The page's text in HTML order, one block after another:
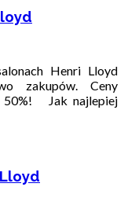
Henri Lloyd
zakupów. Ceny
50%! Jak najlepiej